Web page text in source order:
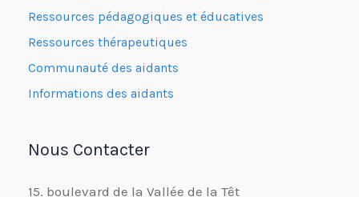
Ressources pédagogiques et éducatives
Ressources thérapeutiques
Communauté des aidants
Informations des aidants
Nous Contacter
15. boulevard de la Vallée de la Têt